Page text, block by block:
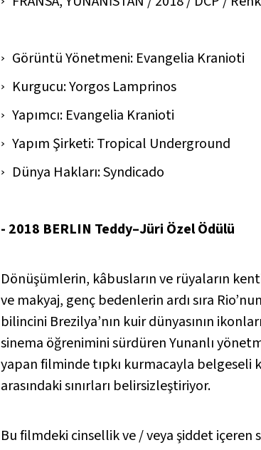
Görüntü Yönetmeni: Evangelia Kranioti
Kurgucu: Yorgos Lamprinos
Yapımcı: Evangelia Kranioti
Yapım Şirketi: Tropical Underground
Dünya Hakları: Syndicado
- 2018 BERLIN Teddy–Jüri Özel Ödülü
Dönüşümlerin, kâbusların ve rüyaların
ve makyaj, genç bedenlerin ardı sıra
bilincini Brezilya’nın kuir dünyasının
sinema öğrenimini sürdüren Yunanlı
yapan filminde tıpkı kurmacayla belgeseli
arasındaki sınırları belirsizleştiriyor.
Bu filmdeki cinsellik ve / veya şiddet